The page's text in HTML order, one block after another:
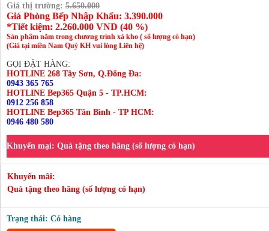
Giá thị trường: 5.650.000
Giá Phòng Bếp Nhập Khẩu: 3.390.000
*Tiết kiệm: 2.260.000 VND (40 %)
Sản phẩm nằm trong chương trình xả kho ( số lượng có hạn)
(Giá tại miền Nam Quý KH vui lòng Liên hệ)
GỌI ĐẶT HÀNG:
HOTLINE 268 Tây Sơn, Q.Đống Đa:
0943 365 765
HOTLINE Bep365 Quận 5 - TP.HCM:
0912 256 858
HOTLINE Bep365 Tân Bình - TP HCM:
0946 480 580
Khuyến mại: Quà tặng theo hãng (số lượng có hạn)
Khuyến mãi:
Quà tặng theo hãng (số lượng có hạn)
Trạng thái: Có hàng